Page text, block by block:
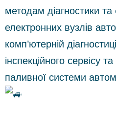
методам діагностики та
електронних вузлів
комп’ютерній діагностиці
інспекційного сервісу
паливної системи